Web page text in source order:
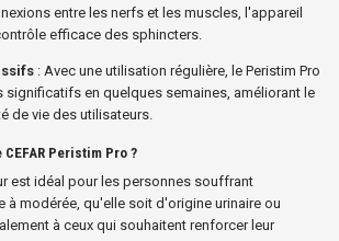
entre les nerfs et les muscles, l'appareil
efficace des sphincters.
: Avec une utilisation régulière, le Peristim Pro
en quelques semaines, améliorant le
de vie des utilisateurs.
Peristim Pro ?
est idéal pour les personnes souffrant
à modérée, qu'elle soit d'origine urinaire ou
à ceux qui souhaitent renforcer leur